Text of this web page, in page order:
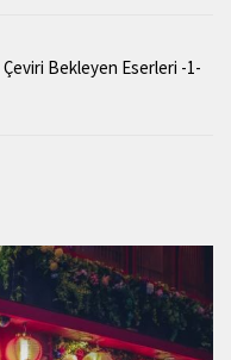
Çeviri Bekleyen Eserleri -1-